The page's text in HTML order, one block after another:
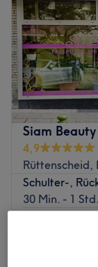
Siam
4,9
Rüttenscheid,
Schulter-,
30 Min. - 1 Std.